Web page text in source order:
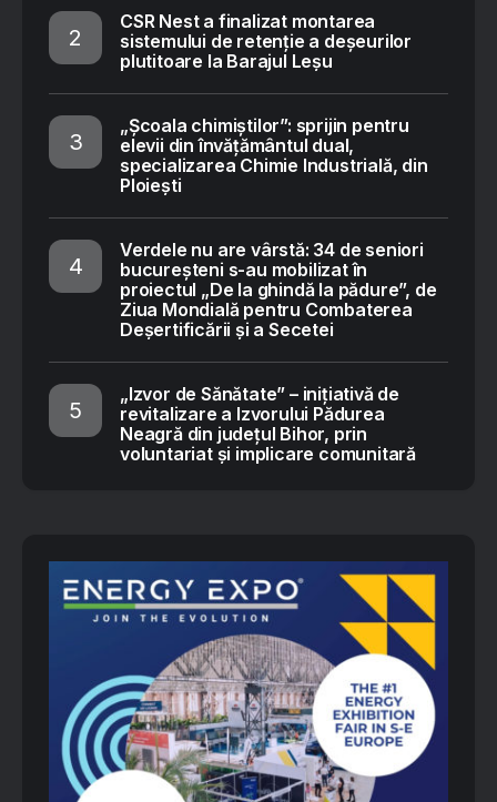
CSR Nest a finalizat montarea
sistemului de retenție a deșeurilor
plutitoare la Barajul Leșu
„Școala chimiștilor”: sprijin pentru
elevii din învățământul dual,
specializarea Chimie Industrială, din
Ploiești
Verdele nu are vârstă: 34 de seniori
bucureșteni s-au mobilizat în
proiectul „De la ghindă la pădure”, de
Ziua Mondială pentru Combaterea
Deșertificării și a Secetei
„Izvor de Sănătate” – inițiativă de
revitalizare a Izvorului Pădurea
Neagră din județul Bihor, prin
voluntariat și implicare comunitară